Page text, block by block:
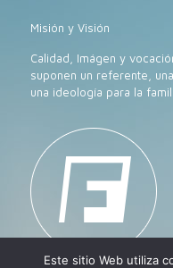
Misión y Visión
Calidad, Imágen y
suponen un referente,
una ideología para la
Este sitio Web utiliza